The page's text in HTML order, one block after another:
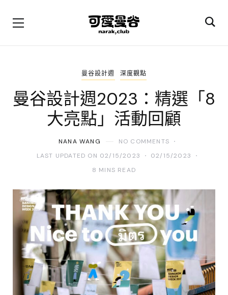
曼谷設計週 深度觀點
曼谷設計週2023：精選「8
大亮點」活動回顧
NANA WANG
NO COMMENTS
LAST UPDATED ON 02/15/2023
02/15/2023
8 MINS READ